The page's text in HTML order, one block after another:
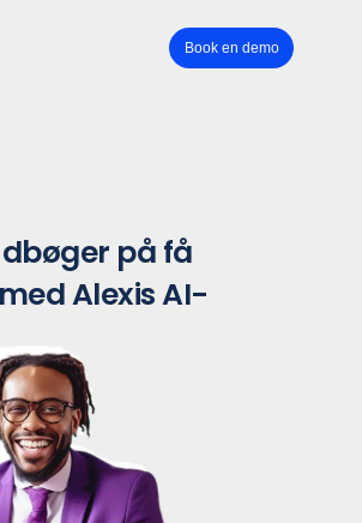
Book en demo
på få
Alexis AI-